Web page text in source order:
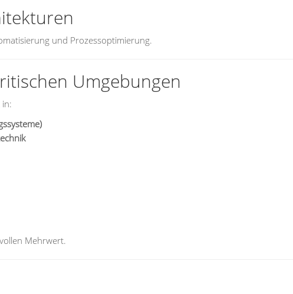
und Prozessoptimierung.
Umgebungen
Mehrwert.